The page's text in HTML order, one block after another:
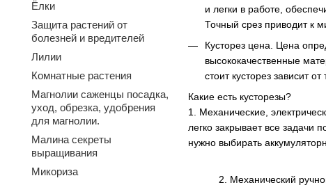
и легки в работе,
Точный срез приводит к
Кусторез цена. Цена
высококачественные
стоит кусторез зависит
Какие есть кусторезы?
1. Механические,
легко закрывает все задачи
нужно выбирать
2. Механический
Ёлки
Защита растений от
болезней и вредителей
Лилии
Комнатные растения
Магнолии саженцы посадка,
уход, обрезка, удобрения
для магнолии.
Малина секреты
выращивания
Микориза